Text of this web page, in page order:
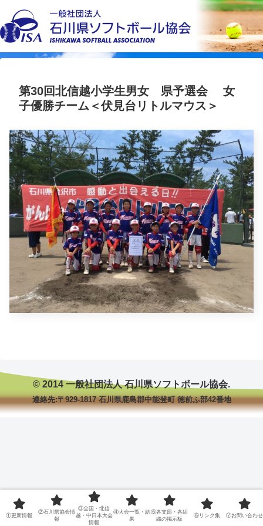
第30回北信越小学生男女 県予選会 女
子優勝チーム＜伏見台リトルマウス＞
© 2014 一般社団法人 石川県ソフトボール協会.
連絡先:〒929-1817 石川県鹿島郡中能登町 徳前ふ部42番地
①更新情報
②石川県協会情
報
③全国・北信
越・中日本大会
情報
④大会一覧・結
果
⑤各支部・各組
織の掲示板
⑥リンク集 ⑦お問い合わせ